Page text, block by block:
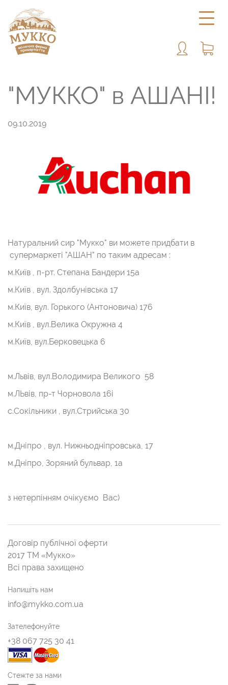
"МУККО" в АШАНІ!
09.10.2019
Натуральний сир "Мукко" ви можете придбати в
супермаркеті "АШАН" по таким адресам :
м.Київ , п-рт. Степана Бандери 15а
м.Київ , вул. Здолбунівська 17
м.Київ, вул. Горького (Антоновича) 176
м.Київ , вул.Велика Окружна 4
м.Київ, вул.Берковецька 6
м.Львів, вул.Володимира Великого 58
м.ЛЬвів, пр-т Чорновола 16і
с.Сокільники , вул.Стрийська 30
м.Дніпро , вул. Нижньодніпровська, 17
м.Дніпро, Зоряний бульвар, 1а
з нетерпінням очікуємо Вас)
Договір публічної оферти
2017 ТМ «Мукко»
Всі права захищено
Напишіть нам
info@mykko.com.ua
Зателефонуйте
+38 067 725 30 41
Стежте за нами